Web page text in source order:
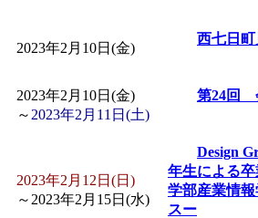
皆鶴姫の
～ 」 受付
「みなづる
de 健康づく
2023年2月10日(金)
西七日
2023年2月10日(金)
～ 2023年2月11日(土)
第24回
2023年2月12日(日)
～ 2023年2月15日(水)
Design
年生による
学部産業情
スー